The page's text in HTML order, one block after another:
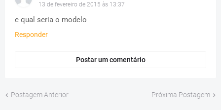
13 de fevereiro de 2015 às 13:37
e qual seria o modelo
Responder
Postar um comentário
Postagem Anterior Próxima Postagem